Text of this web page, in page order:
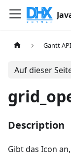
Gantt API
Auf dieser
Description
Gibt das Icon